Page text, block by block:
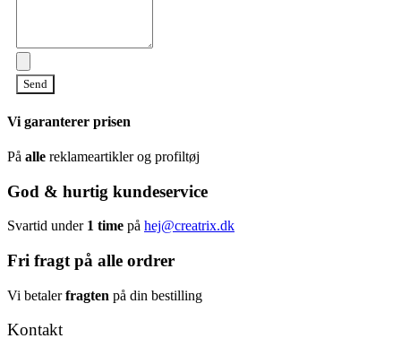
Send
Vi garanterer prisen
På alle reklameartikler og profiltøj
God & hurtig kundeservice
Svartid under 1 time på hej@creatrix.dk
Fri fragt på alle ordrer
Vi betalerfragten på din bestilling
Kontakt